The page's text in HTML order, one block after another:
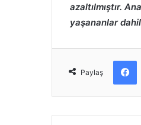
azaltılmıştır.
yaşananlar
Paylaş